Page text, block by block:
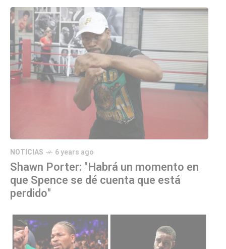
NOTICIAS 6 years ago
Shawn Porter: "Habrá un momento en
que Spence se dé cuenta que está
perdido"